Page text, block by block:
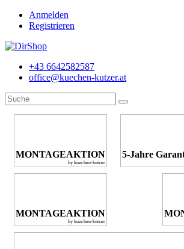
Anmelden
Registrieren
+43 6642582587
office@kuechen-kutzer.at
MONTAGEAKTION
by kuechen-kutzer
5-Jahre
MONTAGEAKTION
by kuechen-kutzer